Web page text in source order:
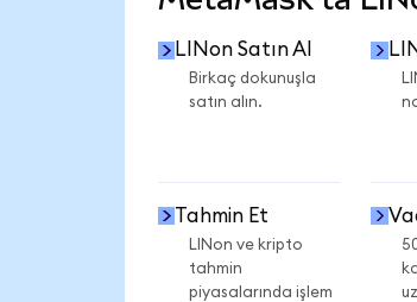
LINon Satın Al
Birkaç dokunuşla
satın alın.
Tahmin Et
LINon ve kripto
tahmin
piyasalarında işlem